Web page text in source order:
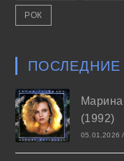
РОК
ПОСЛЕДНИЕ
(1992)
05.01.2026 /